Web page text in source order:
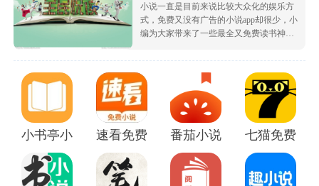
软件功能
：用心编配每一个小练习，不再为学与练不同步而
指导：真人辅导老师在线指导每一个知识点的练习，告
别“AI”老师的敷衍了事
沟通：7*12小时答疑解惑，7*24小时班级群同学在线
互助学习
课程：将吉他学习的知识点精细化拆分，步步为营，前
奏、间奏、弹唱通通掌握
小说一直是目前来说比较大众化的娱乐方
式，免费又没有广告的小说app却很少，小
编为大家带来了一些最全又免费读书神
小说资源，都很根据市场受欢迎的热度为
大家排序的哦，致力于带给大家好用的追
书软件！
小书亭小说 速看免费小说app番茄小说免费版下载安装
七猫免费阅